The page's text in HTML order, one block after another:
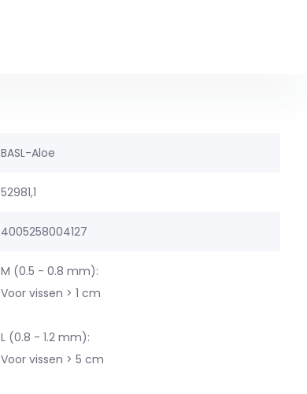
BASL-Aloe
52981,1
4005258004127
M (0.5 - 0.8 mm):
Voor vissen > 1 cm
L (0.8 - 1.2 mm):
Voor vissen > 5 cm